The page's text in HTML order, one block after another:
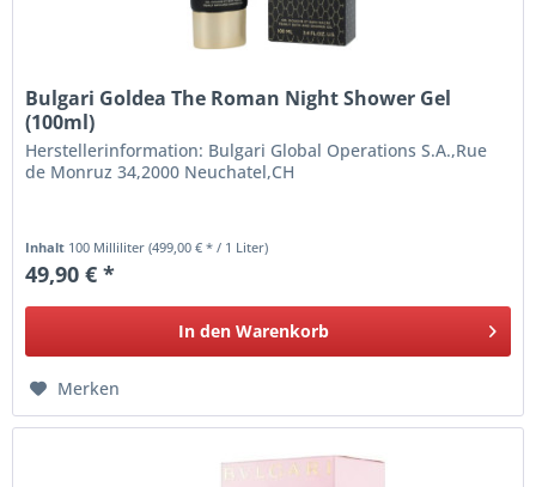
Bulgari Goldea The Roman Night Shower Gel
(100ml)
Herstellerinformation: Bulgari Global Operations S.A.,Rue
de Monruz 34,2000 Neuchatel,CH
Inhalt 100 Milliliter(499,00 € * / 1 Liter)
49,90 € *
In den Warenkorb
Merken